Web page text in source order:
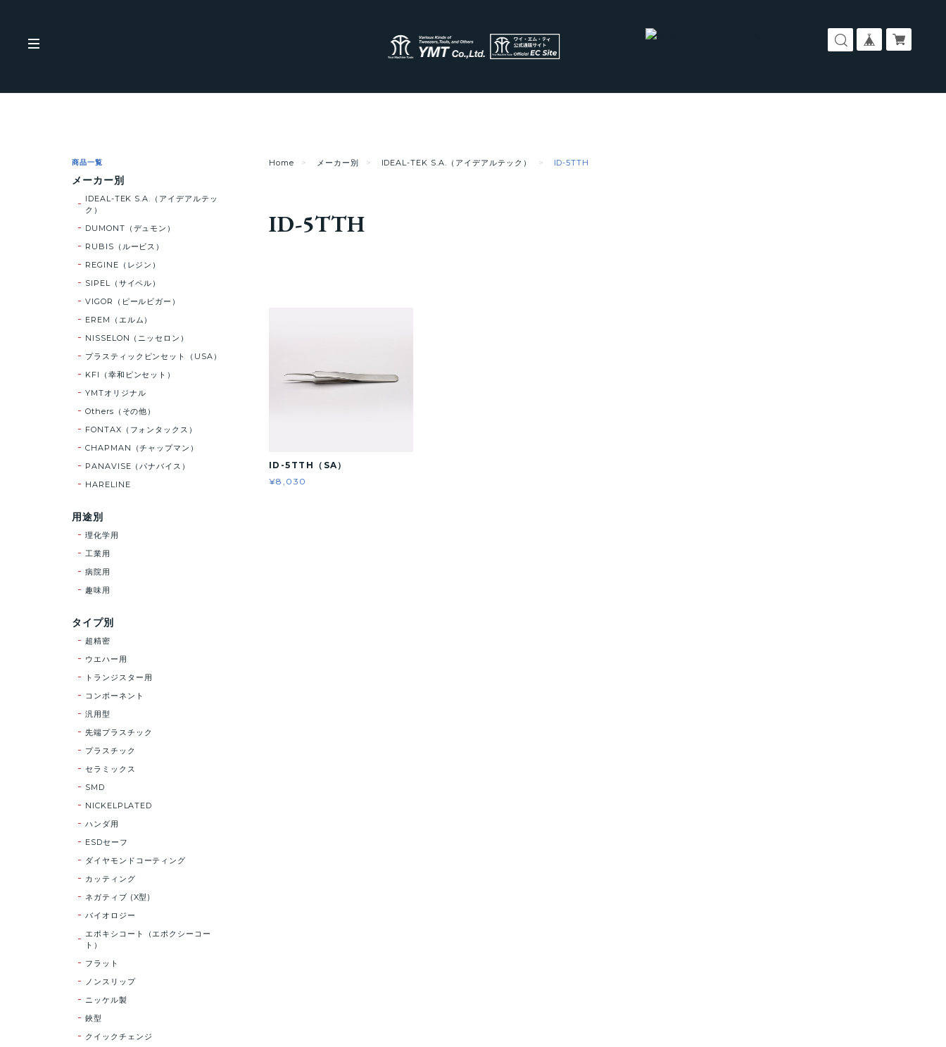
Home メーカー別 IDEAL-TEK S.A.（アイデアルテック） ID-5TTH
ID-5TTH
ID-5TTH（SA）
¥8,030
商品一覧
メーカー別
IDEAL-TEK S.A.（アイデアルテッ
ク）
DUMONT（デュモン）
RUBIS（ルービス）
REGINE（レジン）
SIPEL（サイペル）
VIGOR（ピールビガー）
EREM（エルム）
NISSELON（ニッセロン）
プラスティックピンセット（USA）
KFI（幸和ピンセット）
YMTオリジナル
Others（その他）
FONTAX（フォンタックス）
CHAPMAN（チャップマン）
PANAVISE（パナバイス）
HARELINE
用途別
理化学用
工業用
病院用
趣味用
タイプ別
超精密
ウエハー用
トランジスター用
コンポーネント
汎用型
先端プラスチック
プラスチック
セラミックス
SMD
NICKELPLATED
ハンダ用
ESDセーフ
ダイヤモンドコーティング
カッティング
ネガティブ (X型)
バイオロジー
エポキシコート（エポクシーコー
ト）
フラット
ノンスリップ
ニッケル製
鋏型
クイックチェンジ